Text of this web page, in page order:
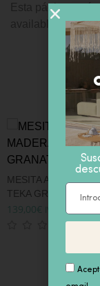
Esta página está
available in:
MESITA AUXILIAR
TEKA GRANATE
139,00€ IVA inc